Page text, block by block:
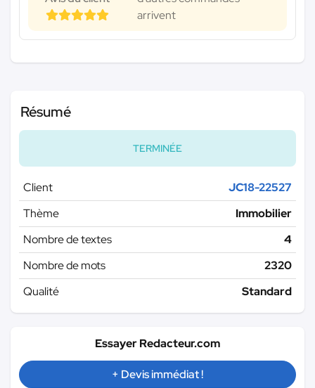
arrivent
Résumé
TERMINÉE
Client
JC18-22527
Thème
Immobilier
Nombre de textes
4
Nombre de mots
2320
Qualité
Standard
Essayer Redacteur.com
+ Devis immédiat !